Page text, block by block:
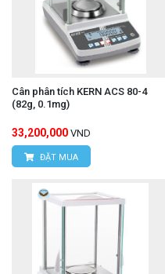
Cân phân tích KERN ACS 80-4
(82g, 0.1mg)
33,200,000 VND
ĐẶT MUA